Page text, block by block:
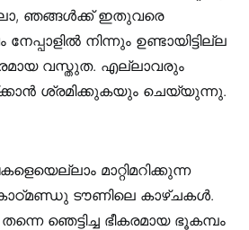
ഞങ്ങൾക്ക് ഇതുവരെ
നിന്നും ഉണ്ടായിട്ടില്ല
വസ്തുത. എല്ലാവരും
ശ്രമിക്കുകയും ചെയ്യുന്നു.
മാറ്റിമറിക്കുന്ന
ടൗണിലെ കാഴ്ചകൾ.
ഞെട്ടിച്ച ഭീകരമായ ഭൂകമ്പം